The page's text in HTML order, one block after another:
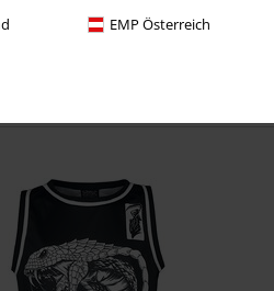
EMP Österreich